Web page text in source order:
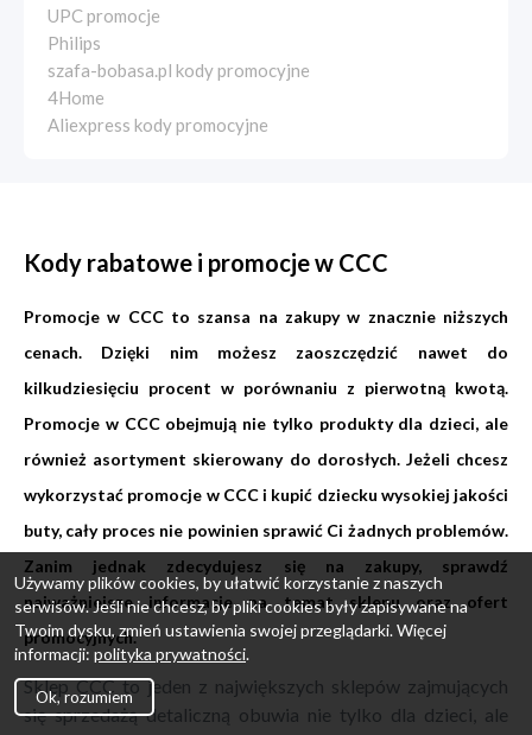
UPC promocje
Philips
szafa-bobasa.pl kody promocyjne
4Home
Aliexpress kody promocyjne
Kody rabatowe i promocje w CCC
Promocje w CCC to szansa na zakupy w znacznie niższych
cenach. Dzięki nim możesz zaoszczędzić nawet do
kilkudziesięciu procent w porównaniu z pierwotną kwotą.
Promocje w CCC obejmują nie tylko produkty dla dzieci, ale
również asortyment skierowany do dorosłych. Jeżeli chcesz
wykorzystać promocje w CCC i kupić dziecku wysokiej jakości
buty, cały proces nie powinien sprawić Ci żadnych problemów.
Zanim jednak zdecydujesz się na zakupy, sprawdź
najważniejsze informacje na temat sklepu oraz ofert
promocyjnych.
Sklep CCC to jeden z największych sklepów zajmujących
się sprzedażą detaliczną obuwia nie tylko dla dzieci, ale
Używamy plików cookies, by ułatwić korzystanie z naszych
serwisów. Jeśli nie chcesz, by pliki cookies były zapisywane na
Twoim dysku, zmień ustawienia swojej przeglądarki. Więcej
informacji: polityka prywatności.
Ok, rozumiem